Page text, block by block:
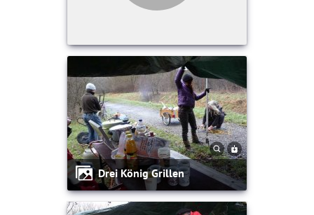
Drei König Grillen